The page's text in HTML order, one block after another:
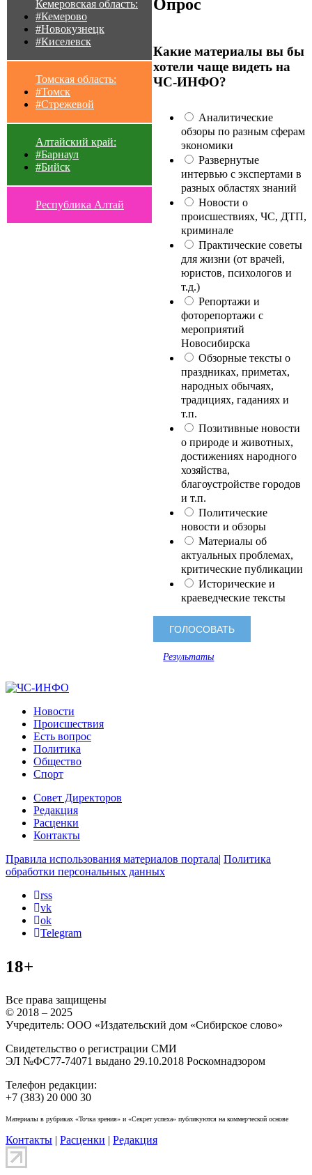
Кемеровская область:
#Кемерово
#Новокузнецк
#Киселевск
Томская область:
#Томск
#Стрежевой
Алтайский край:
#Барнаул
#Бийск
Республика Алтай
Опрос
Какие материалы вы бы
хотели чаще видеть на
ЧС-ИНФО?
Аналитические
обзоры по разным сферам
экономики
Развернутые
интервью с экспертами в
разных областях знаний
Новости о
происшествиях, ЧС, ДТП,
криминале
Практические советы
для жизни (от врачей,
юристов, психологов и
т.д.)
Репортажи и
фоторепортажи с
мероприятий
Новосибирска
Обзорные тексты о
праздниках, приметах,
народных обычаях,
традициях, гаданиях и
т.п.
Позитивные новости
о природе и животных,
достижениях народного
хозяйства,
благоустройстве городов
и т.п.
Политические
новости и обзоры
Материалы об
актуальных проблемах,
критические публикации
Исторические и
краеведческие тексты
Результаты
Новости
Происшествия
Есть вопрос
Политика
Общество
Спорт
Совет Директоров
Редакция
Расценки
Контакты
Правила использования материалов портала| Политика
обработки персональных данных
rss
vk
ok
Telegram
18+
Все права защищены
© 2018 – 2025
Учредитель: ООО «Издательский дом «Сибирское слово»
Свидетельство о регистрации СМИ
ЭЛ №ФС77-74071 выдано 29.10.2018 Роскомнадзором
Телефон редакции:
+7 (383) 20 000 30
Материалы в рубриках «Точка зрения» и «Секрет успеха» публикуются на коммерческой основе
Контакты | Расценки | Редакция